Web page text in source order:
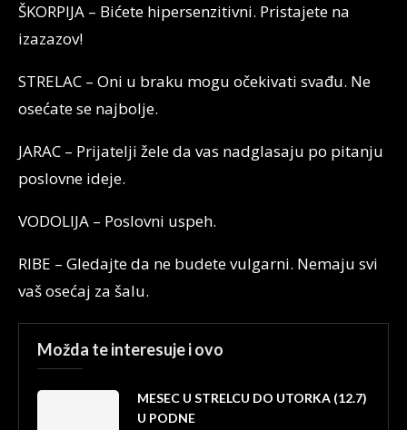
ŠKORPIJA – Bićete hipersenzitivni. Pristajete na
izazazov!
STRELAC – Oni u braku mogu očekivati svađu. Ne
osećate se najbolje.
JARAC – Prijatelji žele da vas nadglasaju po pitanju
poslovne ideje.
VODOLIJA – Poslovni uspeh.
RIBE – Gledajte da ne budete vulgarni. Nemaju svi
vaš osećaj za šalu.
Možda te interesuje i ovo
MESEC U STRELCU DO UTORKA (12.7)
U PODNE